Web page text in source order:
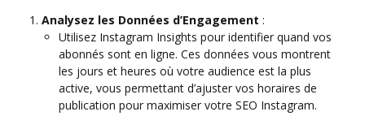
Analysez les Données d’Engagement :
Utilisez Instagram Insights pour identifier quand vos
abonnés sont en ligne. Ces données vous montrent
les jours et heures où votre audience est la plus
active, vous permettant d’ajuster vos horaires de
publication pour maximiser votre SEO Instagram.